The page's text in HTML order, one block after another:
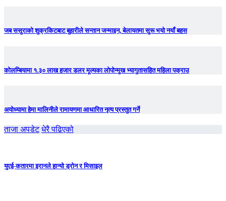
जब ससुराको शुक्रकिटबाट बुहारीले सन्तान जन्माइन, बेलायतमा सुरू भयो नयाँ बहस
कोलम्बियामा १.३० लाख हजार डलर मूल्यका लोपोन्मुख भ्यागुतासहित महिला पक्राउ
अयोध्यामा हेमा मालिनीले रामायणमा आधारित नृत्य प्रस्तुत गर्ने
ताजा अपडेट धेरै पढिएको
युएई-कतारमा इरानले हान्यो ड्रोन र मिसाइल